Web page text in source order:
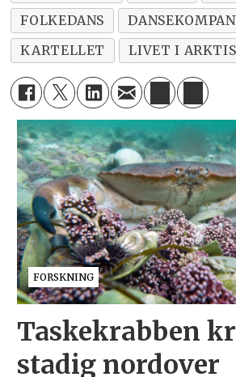
FOLKEDANS
KARTELLET
LIVET I ARKTIS
FORSKNING
Taskekrabben
stadig nordover